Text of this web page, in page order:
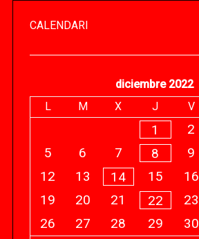
CALENDARI
diciembre 2022
L
M X J V
1 2
5
6 7 8 9
12
13 14 15 16
19
20 21 22 23
26
27 28 29 30